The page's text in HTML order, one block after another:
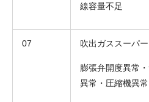
線容量不足
07 吹出ガススーパ
膨張弁開度異常
異常・圧縮機異